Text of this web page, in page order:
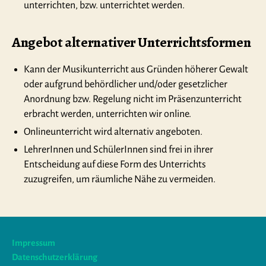
unterrichten, bzw. unterrichtet werden.
Angebot alternativer Unterrichtsformen
Kann der Musikunterricht aus Gründen höherer Gewalt
oder aufgrund behördlicher und/oder gesetzlicher
Anordnung bzw. Regelung nicht im Präsenzunterricht
erbracht werden, unterrichten wir online.
Onlineunterricht wird alternativ angeboten.
LehrerInnen und SchülerInnen sind frei in ihrer
Entscheidung auf diese Form des Unterrichts
zuzugreifen, um räumliche Nähe zu vermeiden.
Impressum
Datenschutzerklärung